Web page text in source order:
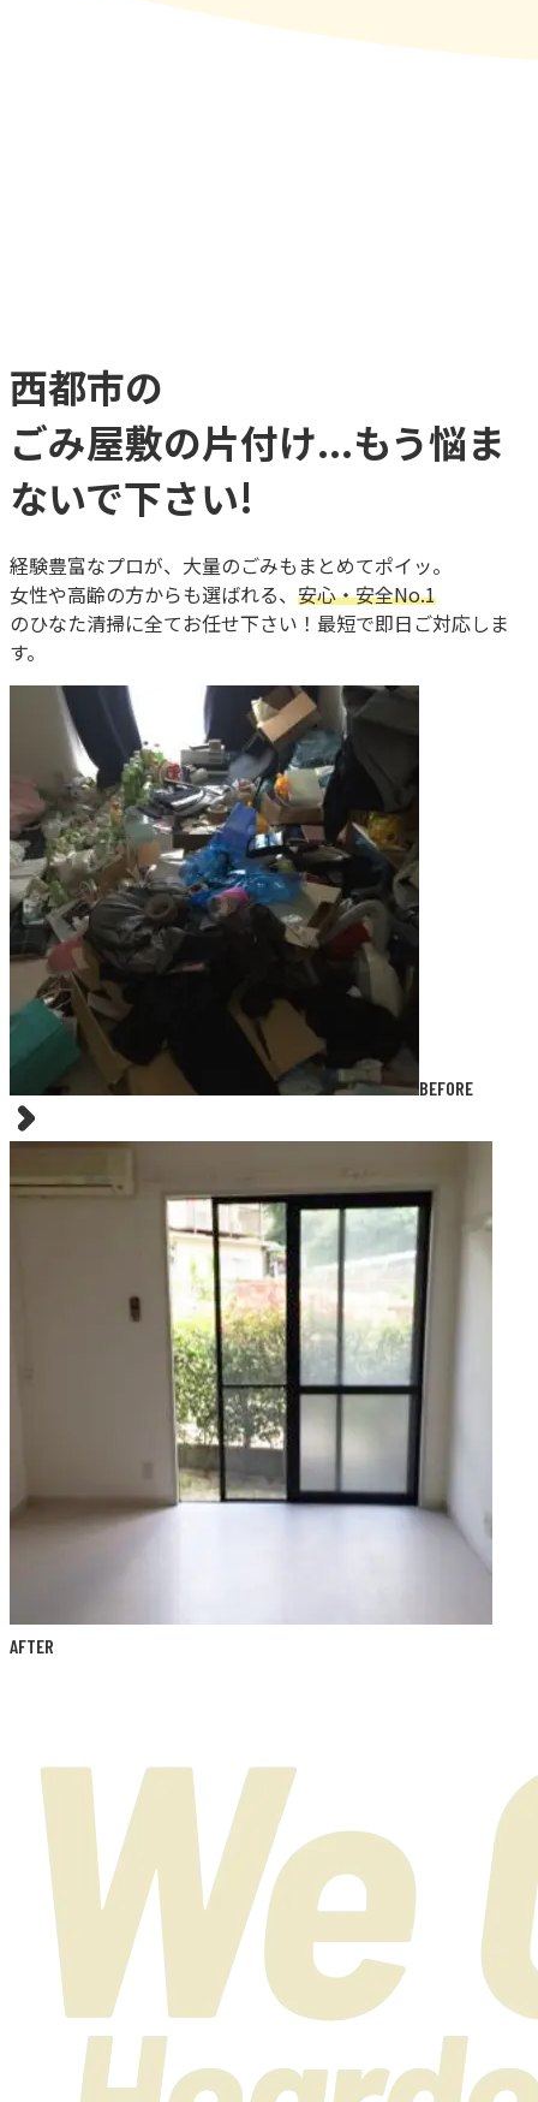
西都市の
ごみ屋敷の片付け...もう悩ま
ないで下さい!
経験豊富なプロが、大量のごみもまとめてポイッ。
女性や高齢の方からも選ばれる、 安心・安全No.1
のひなた清掃に全てお任せ下さい！最短で即日ご対応しま
す。
BEFORE
AFTER